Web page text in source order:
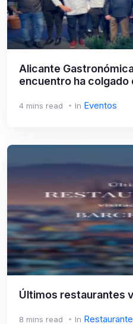
Alicante
encuentro ha
4 mins read In Eventos
Últimos restaurantes
8 mins read In